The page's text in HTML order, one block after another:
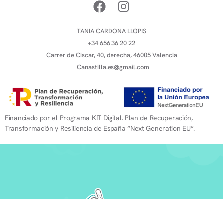
TANIA CARDONA LLOPIS
+34 656 36 20 22
Carrer de Ciscar, 40, derecha, 46005 Valencia
Canastilla.es@gmail.com
Financiado por el Programa KIT Digital. Plan de Recuperación,
Transformación y Resiliencia de España “Next Generation EU”.